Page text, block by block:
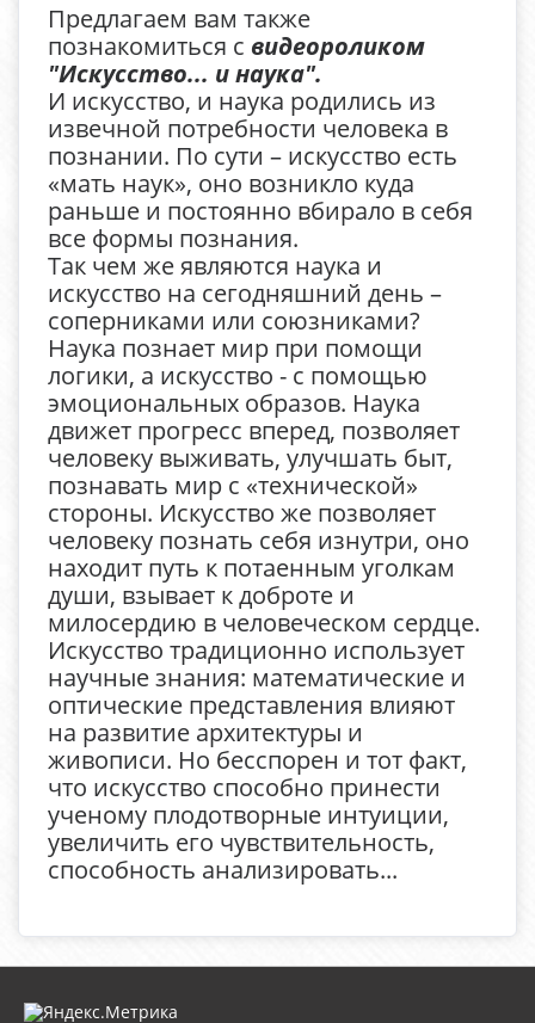
Предлагаем вам также
познакомиться с видеороликом
"Искусство... и наука".
И искусство, и наука родились из
извечной потребности человека в
познании. По сути – искусство есть
«мать наук», оно возникло куда
раньше и постоянно вбирало в себя
все формы познания.
Так чем же являются наука и
искусство на сегодняшний день –
соперниками или союзниками?
Наука познает мир при помощи
логики, а искусство - с помощью
эмоциональных образов. Наука
движет прогресс вперед, позволяет
человеку выживать, улучшать быт,
познавать мир с «технической»
стороны. Искусство же позволяет
человеку познать себя изнутри, оно
находит путь к потаенным уголкам
души, взывает к доброте и
милосердию в человеческом сердце.
Искусство традиционно использует
научные знания: математические и
оптические представления влияют
на развитие архитектуры и
живописи. Но бесспорен и тот факт,
что искусство способно принести
ученому плодотворные интуиции,
увеличить его чувствительность,
способность анализировать...